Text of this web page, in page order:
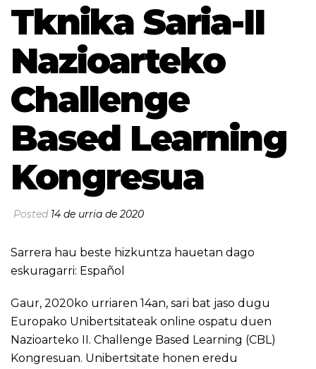
Tknika Saria-II
Nazioarteko
Challenge
Based Learning
Kongresua
Posted 14 de urria de 2020
Sarrera hau beste hizkuntza hauetan dago
eskuragarri: Español
Gaur, 2020ko urriaren 14an, sari bat jaso dugu
Europako Unibertsitateak online ospatu duen
Nazioarteko II. Challenge Based Learning (CBL)
Kongresuan. Unibertsitate honen eredu